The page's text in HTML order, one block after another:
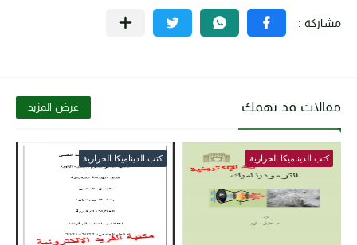
مقالات قد تهمك عرض المزيد
كتب الديناميكا الحرارية كتب الديناميكا الحرارية